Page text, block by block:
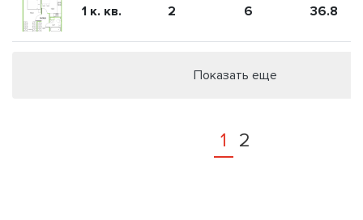
1 к. кв. 2 6 36.8
Показать еще
1 2